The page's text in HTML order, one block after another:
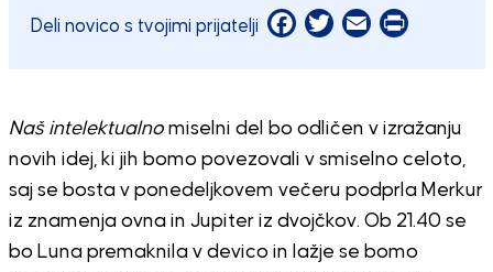
Deli novico s tvojimi prijatelji Facebook
Twitter
EmailPrint
Naš intelektualnomiselni del bo odličen v izražanju
novih idej, ki jih bomo povezovali v smiselno celoto,
saj se bosta v ponedeljkovem večeru podprla Merkur
iz znamenja ovna in Jupiter iz dvojčkov. Ob 21.40 se
bo Luna premaknila v devico in lažje se bomo